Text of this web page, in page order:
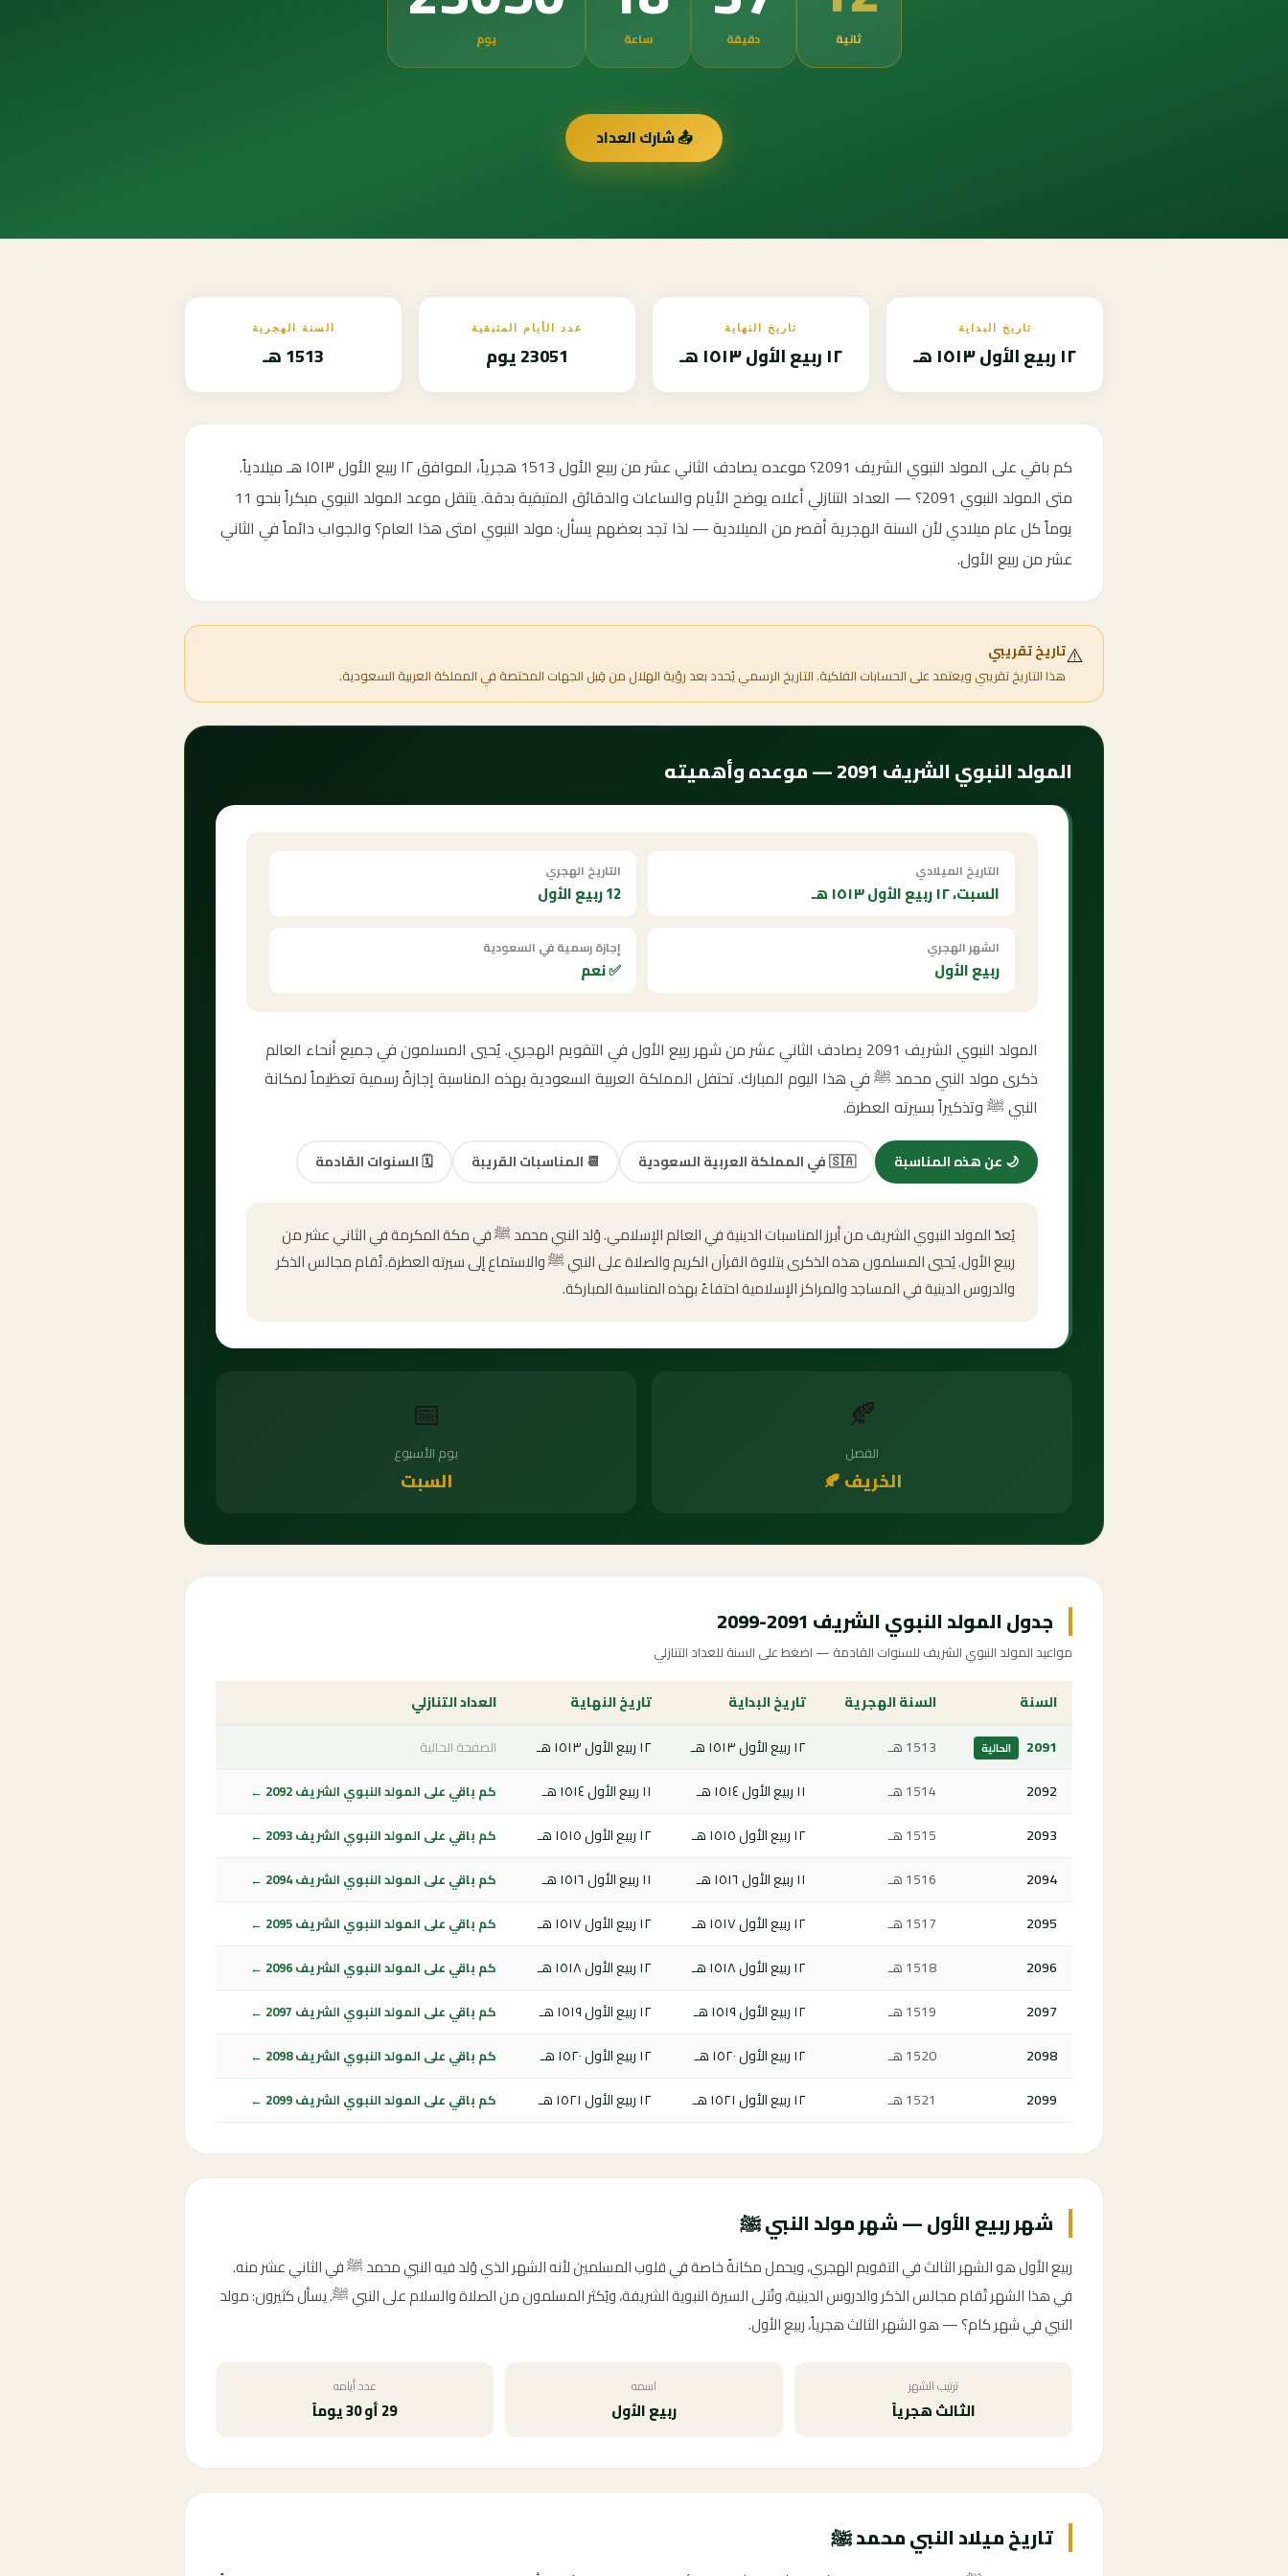
يوم ساعة دقيقة ثانية
📤 شارك العداد
تاريخ البداية
١٢ ربيع الأول ١٥١٣ هـ
تاريخ النهاية
١٢ ربيع الأول ١٥١٣ هـ
عدد الأيام المتبقية
23051 يوم
السنة الهجرية
1513 هـ
كم باقي على المولد النبوي الشريف 2091؟ موعده يصادف الثاني عشر من ربيع الأول 1513 هجرياً، الموافق ١٢ ربيع الأول ١٥١٣ هـ ميلادياً.
متى المولد النبوي 2091؟ — العداد التنازلي أعلاه يوضح الأيام والساعات والدقائق المتبقية بدقة. يتنقل موعد المولد النبوي مبكراً بنحو 11
يوماً كل عام ميلادي لأن السنة الهجرية أقصر من الميلادية — لذا تجد بعضهم يسأل: مولد النبوي امتى هذا العام؟ والجواب دائماً في الثاني
عشر من ربيع الأول.
⚠️تاريخ تقريبي
هذا التاريخ تقريبي ويعتمد على الحسابات الفلكية. التاريخ الرسمي يُحدد بعد رؤية الهلال من قِبل الجهات المختصة في المملكة العربية السعودية.
المولد النبوي الشريف 2091 — موعده وأهميته
التاريخ الميلادي
السبت، ١٢ ربيع الأول ١٥١٣ هـ
التاريخ الهجري
12 ربيع الأول
الشهر الهجري
ربيع الأول
إجازة رسمية في السعودية
✅ نعم
المولد النبوي الشريف 2091 يصادف الثاني عشر من شهر ربيع الأول في التقويم الهجري. يُحيي المسلمون في جميع أنحاء العالم
ذكرى مولد النبي محمد ﷺ في هذا اليوم المبارك. تحتفل المملكة العربية السعودية بهذه المناسبة إجازةً رسمية تعظيماً لمكانة
النبي ﷺ وتذكيراً بسيرته العطرة.
🌙عن هذه المناسبة 🇸🇦في المملكة العربية السعودية 📆المناسبات القريبة 🗓️السنوات القادمة
يُعدّ المولد النبوي الشريف من أبرز المناسبات الدينية في العالم الإسلامي. وُلد النبي محمد ﷺ في مكة المكرمة في الثاني عشر من
ربيع الأول. يُحيي المسلمون هذه الذكرى بتلاوة القرآن الكريم والصلاة على النبي ﷺ والاستماع إلى سيرته العطرة. تُقام مجالس الذكر
والدروس الدينية في المساجد والمراكز الإسلامية احتفاءً بهذه المناسبة المباركة.
🍂
الفصل
الخريف 🍂
📅
يوم الأسبوع
السبت
جدول المولد النبوي الشريف 2091-2099
مواعيد المولد النبوي الشريف للسنوات القادمة — اضغط على السنة للعداد التنازلي
السنة السنة الهجرية تاريخ البداية تاريخ النهاية
العداد التنازلي
2091
الحالية 1513 هـ ١٢ ربيع الأول ١٥١٣ هـ ١٢ ربيع الأول ١٥١٣ هـ الصفحة الحالية
2092 1514 هـ ١١ ربيع الأول ١٥١٤ هـ ١١ ربيع الأول ١٥١٤ هـ كم باقي على المولد النبوي الشريف 2092 ←
2093 1515 هـ ١٢ ربيع الأول ١٥١٥ هـ ١٢ ربيع الأول ١٥١٥ هـ كم باقي على المولد النبوي الشريف 2093 ←
2094 1516 هـ ١١ ربيع الأول ١٥١٦ هـ ١١ ربيع الأول ١٥١٦ هـ كم باقي على المولد النبوي الشريف 2094 ←
2095 1517 هـ ١٢ ربيع الأول ١٥١٧ هـ ١٢ ربيع الأول ١٥١٧ هـ كم باقي على المولد النبوي الشريف 2095 ←
2096 1518 هـ ١٢ ربيع الأول ١٥١٨ هـ ١٢ ربيع الأول ١٥١٨ هـ كم باقي على المولد النبوي الشريف 2096 ←
2097 1519 هـ ١٢ ربيع الأول ١٥١٩ هـ ١٢ ربيع الأول ١٥١٩ هـ كم باقي على المولد النبوي الشريف 2097 ←
2098 1520 هـ ١٢ ربيع الأول ١٥٢٠ هـ ١٢ ربيع الأول ١٥٢٠ هـ كم باقي على المولد النبوي الشريف 2098 ←
2099 1521 هـ ١٢ ربيع الأول ١٥٢١ هـ ١٢ ربيع الأول ١٥٢١ هـ كم باقي على المولد النبوي الشريف 2099 ←
شهر ربيع الأول — شهر مولد النبي ﷺ
ربيع الأول هو الشهر الثالث في التقويم الهجري، ويحمل مكانةً خاصة في قلوب المسلمين لأنه الشهر الذي وُلد فيه النبي محمد ﷺ في الثاني عشر منه.
في هذا الشهر تُقام مجالس الذكر والدروس الدينية، وتُتلى السيرة النبوية الشريفة، ويُكثر المسلمون من الصلاة والسلام على النبي ﷺ. يسأل كثيرون: مولد
النبي في شهر كام؟ — هو الشهر الثالث هجرياً، ربيع الأول.
ترتيب الشهر
الثالث هجرياً
اسمه
ربيع الأول
عدد أيامه
29 أو 30 يوماً
تاريخ ميلاد النبي محمد ﷺ